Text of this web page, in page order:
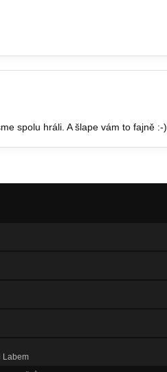
spolu hráli. A šlape vám to fajně :-)
Labem